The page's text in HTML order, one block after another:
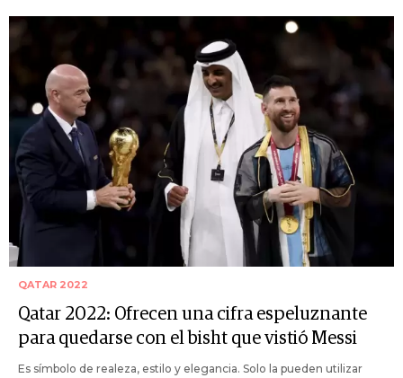
QATAR 2022
Qatar 2022: Ofrecen una cifra espeluznante
para quedarse con el bisht que vistió Messi
Es símbolo de realeza, estilo y elegancia. Solo la pueden utilizar